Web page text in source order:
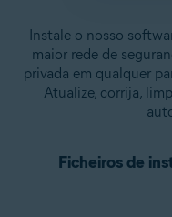
Instale o nosso
maior rede de
privada em qualquer
Atualize, corrija,
Ficheiros de